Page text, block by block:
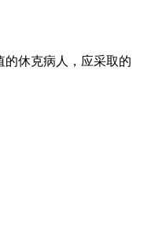
的休克病人，应采取的